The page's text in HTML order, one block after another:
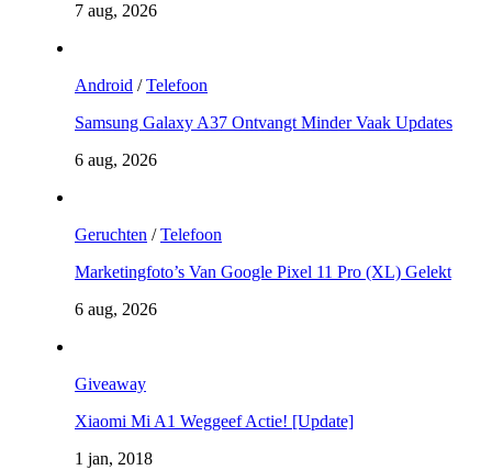
7 aug, 2026
Android /Telefoon
Samsung Galaxy A37 Ontvangt Minder Vaak Updates
6 aug, 2026
Geruchten /Telefoon
Marketingfoto’s Van Google Pixel 11 Pro (XL) Gelekt
6 aug, 2026
Giveaway
Xiaomi Mi A1 Weggeef Actie! [Update]
1 jan, 2018